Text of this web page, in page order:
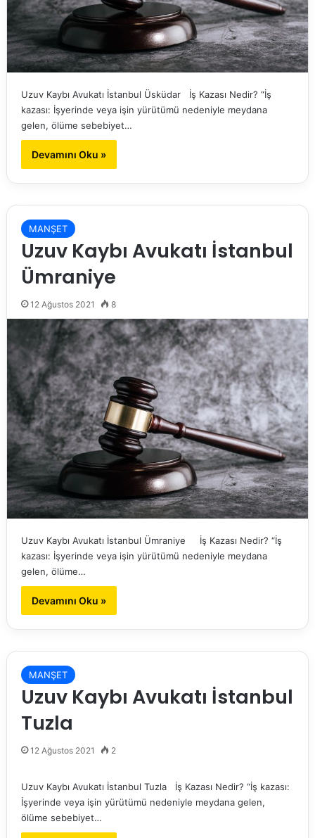
Uzuv Kaybı Avukatı İstanbul Üsküdar İş Kazası Nedir? “İş
kazası: İşyerinde veya işin yürütümü nedeniyle meydana
gelen, ölüme sebebiyet…
Devamını Oku »
MANŞET
Uzuv Kaybı Avukatı İstanbul
Ümraniye
12 Ağustos 2021 8
Uzuv Kaybı Avukatı İstanbul Ümraniye İş Kazası Nedir? “İş
kazası: İşyerinde veya işin yürütümü nedeniyle meydana
gelen, ölüme…
Devamını Oku »
MANŞET
Uzuv Kaybı Avukatı İstanbul
Tuzla
12 Ağustos 2021 2
Uzuv Kaybı Avukatı İstanbul Tuzla İş Kazası Nedir? “İş kazası:
İşyerinde veya işin yürütümü nedeniyle meydana gelen,
ölüme sebebiyet…